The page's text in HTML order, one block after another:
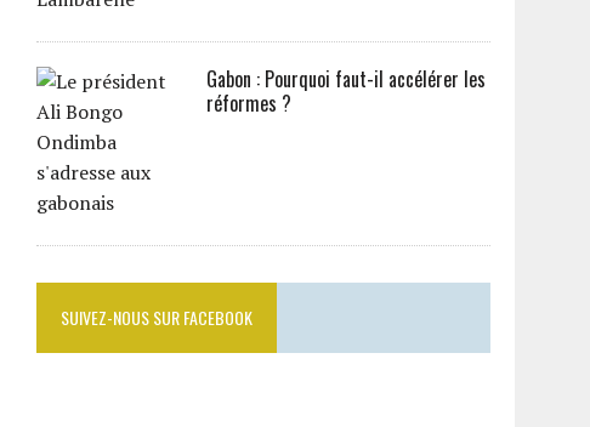
Gabon : Pourquoi faut-il accélérer les
réformes ?
SUIVEZ-NOUS SUR FACEBOOK